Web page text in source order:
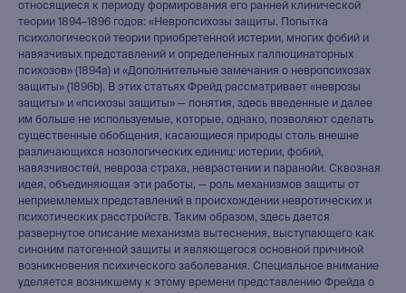
относящиеся к периоду формирования его ранней клинической
теории 1894–1896 годов: «Невропсихозы защиты. Попытка
психологической теории приобретенной истерии, многих фобий и
навязчивых представлений и определенных галлюцинаторных
психозов» (1894a) и «Дополнительные замечания о невропсихозах
защиты» (1896b). В этих статьях Фрейд рассматривает «неврозы
защиты» и «психозы защиты» — понятия, здесь введенные и далее
им больше не используемые, которые, однако, позволяют сделать
существенные обобщения, касающиеся природы столь внешне
различающихся нозологических единиц: истерии, фобий,
навязчивостей, невроза страха, неврастении и паранойи. Сквозная
идея, объединяющая эти работы, — роль механизмов защиты от
неприемлемых представлений в происхождении невротических и
психотических расстройств. Таким образом, здесь дается
развернутое описание механизма вытеснения, выступающего как
синоним патогенной защиты и являющегося основной причиной
возникновения психического заболевания. Специальное внимание
уделяется возникшему к этому времени представлению Фрейда о